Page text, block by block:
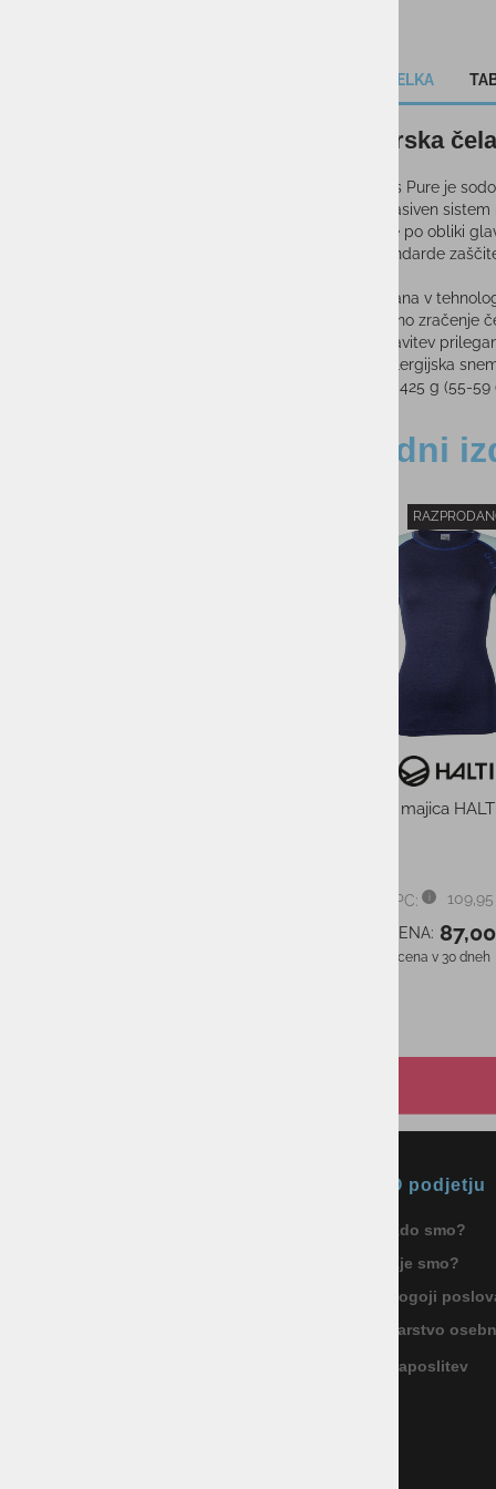
OPIS IZDELKA
Smučarska
Bolle Atmos Pure je
zračenje. Pasiven
nastavljanje po obliki
najvišje standarde
Izdelana v
Pasivno zračenje
Nastavitev
Antialergijska
Teža: 425 g (55-59
Sorodni
Ženska majica
PMPC:
AS CENA:
Najnižja cena v 30 dneh
O podjetju
Kdo smo?
Kje smo?
Pogoji
Varstvo
Zaposlitev